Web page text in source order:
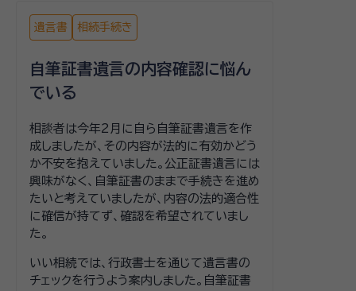
遺言書 相続手続き
自筆証書遺言の内容確認に悩ん
でいる
相談者は今年2月に自ら自筆証書遺言を作
成しましたが、その内容が法的に有効かどう
か不安を抱えていました。公正証書遺言には
興味がなく、自筆証書のままで手続きを進め
たいと考えていましたが、内容の法的適合性
に確信が持てず、確認を希望されていまし
た。
いい相続では、行政書士を通じて遺言書の
チェックを行うよう案内しました。自筆証書